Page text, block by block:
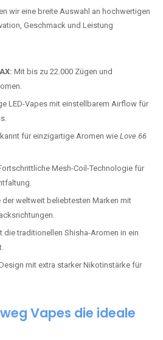
wir eine breite Auswahl an hochwertigen
Geschmack und Leistung
Mit bis zu 22.000 Zügen und
LED-Vapes mit einstellbarem Airflow für
für einzigartige Aromen wie Love 66
Mesh-Coil-Technologie für
der weltweit beliebtesten Marken mit
die traditionellen Shisha-Aromen in ein
mit extra starker Nikotinstärke für
Vapes die ideale